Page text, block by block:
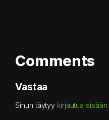
Comments
Vastaa
Sinun täytyy kirjautua sisään